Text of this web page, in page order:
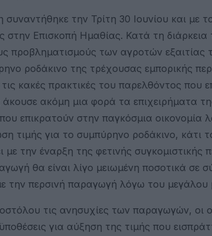
την Τρίτη 30 Ιουνίου και με
Επισκοπή Ημαθίας. Κατά τη
προβληματισμούς των αγροτών εξαιτίας
ροδάκινο της τρέχουσας εμπορικής
κακές πρακτικές του παρελθόντος που
άκουσε ακόμη μια φορά τα επιχειρήματα
επικρατούν στην παγκόσμια οικονομία
τιμής για το συμπύρηνο ροδάκινο,
την έναρξη της φετινής συγκομιστικής
θα είναι λίγο μειωμένη ποσοτικά σε
την περσινή παραγωγή λόγω του
τις ανησυχίες των παραγωγών, οι
για αύξηση της τιμής που